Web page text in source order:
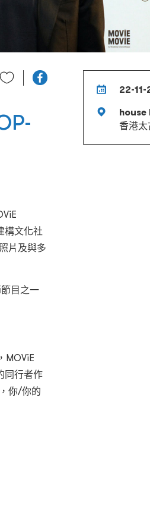
22-
香港太
構文化社
片及與多
目之一
MOViE
同行者作
你/你的